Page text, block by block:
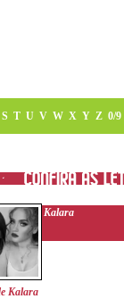
S T U V W X Y Z 0/9
Kalara
Kalara